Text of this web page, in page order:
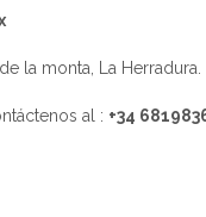
la monta, La Herradura.
al : +34